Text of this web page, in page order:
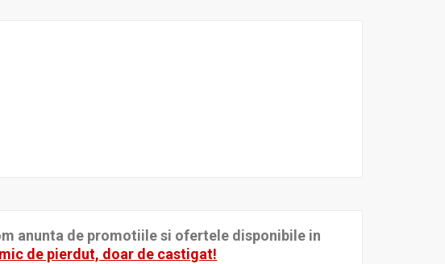
anunta de promotiile si ofertele disponibile in
de pierdut, doar de castigat!